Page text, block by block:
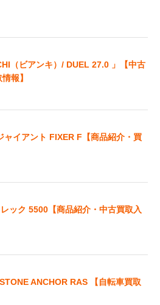
（ビアンキ）/ DUEL 27.0 」【中古
報】
ャイアント FIXER F【商品紹介・買
ック 5500【商品紹介・中古買取入
ANCHOR RAS 【自転車買取